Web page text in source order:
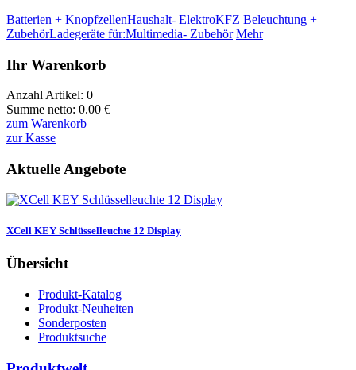
Batterien + KnopfzellenHaushalt- ElektroKFZ Beleuchtung +
ZubehörLadegeräte für:Multimedia- Zubehör Mehr
Ihr Warenkorb
Anzahl Artikel: 0
Summe netto: 0.00 €
zum Warenkorb
zur Kasse
Aktuelle Angebote
XCell KEY Schlüsselleuchte 12 Display
Übersicht
Produkt-Katalog
Produkt-Neuheiten
Sonderposten
Produktsuche